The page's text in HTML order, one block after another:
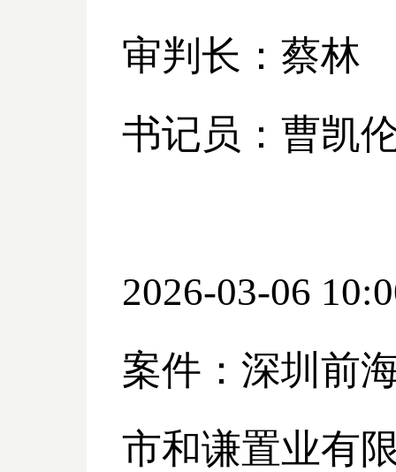
审判长：蔡林
书记员：曹凯
2026-03-06
案件：深圳前
市和谦置业有